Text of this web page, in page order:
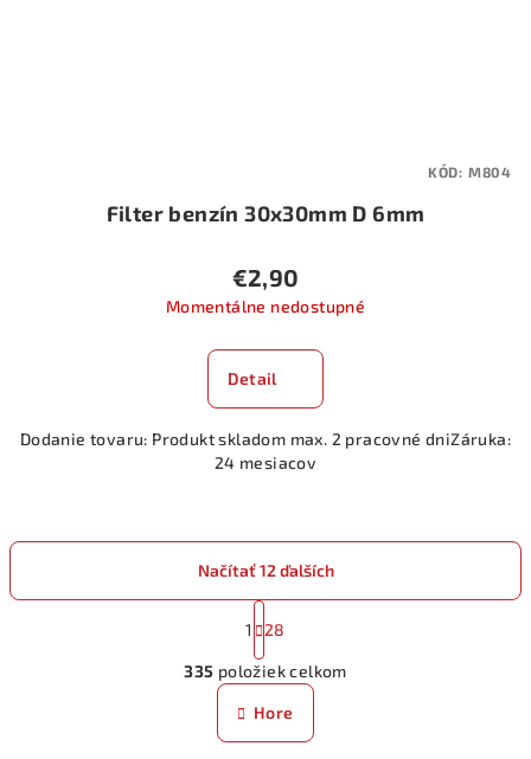
Filter benzín 30x30mm D 6mm
€2,90
Momentálne nedostupné
Detail
Dodanie tovaru: Produkt skladom max. 2 pracovné dniZáruka:
24 mesiacov
KÓD: M804
O
v
l
á
Načítať 12 ďalších
S
t
r
á
k
o
1 28
335 položiek celkom
Hore